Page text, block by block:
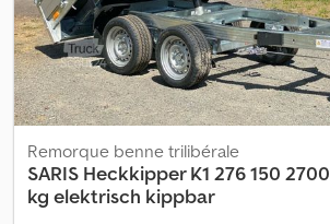
Remorque benne trilibérale
SARIS Heckkipper K1 276 150 2700
kg elektrisch kippbar